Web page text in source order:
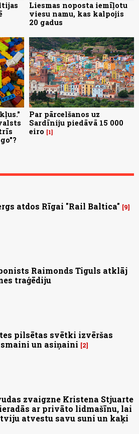
Liesmas noposta iemīļotu
viesu namu, kas kalpojis
20 gadus
Par pārcelšanos uz
Sardīniju piedāvā 15 000
eiro
1
atdos Rīgai "Rail Baltica" 9
Raimonds Tiguls atklāj
traģēdiju
pilsētas svētki izvēršas
un asiņaini
2
zvaigzne Kristena Stjuarte
ar privāto lidmašīnu, lai
atvestu savu suni un kaķi